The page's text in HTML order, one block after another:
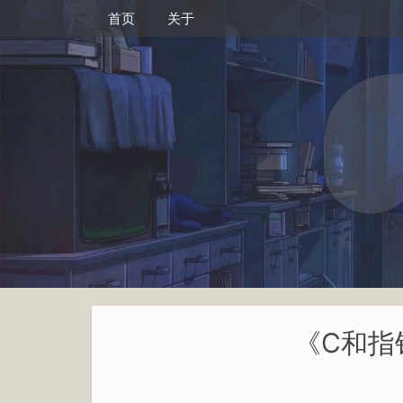
首页 关于
《C和